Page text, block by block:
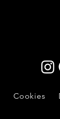
Cookies